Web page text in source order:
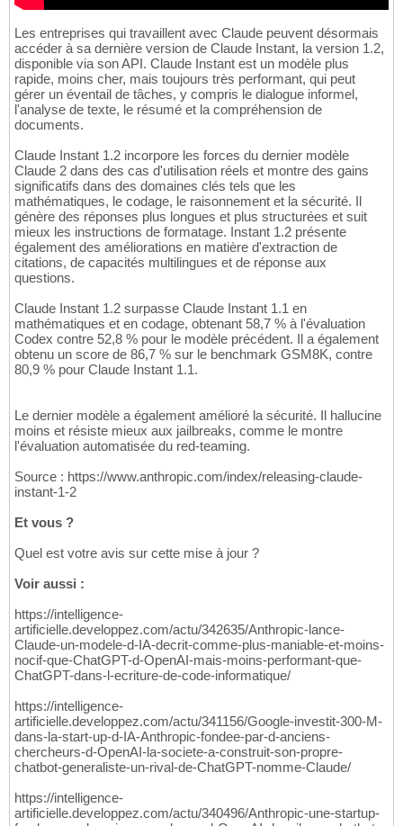
Les entreprises qui travaillent avec Claude peuvent désormais
accéder à sa dernière version de Claude Instant, la version 1.2,
disponible via son API. Claude Instant est un modèle plus
rapide, moins cher, mais toujours très performant, qui peut
gérer un éventail de tâches, y compris le dialogue informel,
l'analyse de texte, le résumé et la compréhension de
documents.
Claude Instant 1.2 incorpore les forces du dernier modèle
Claude 2 dans des cas d'utilisation réels et montre des gains
significatifs dans des domaines clés tels que les
mathématiques, le codage, le raisonnement et la sécurité. Il
génère des réponses plus longues et plus structurées et suit
mieux les instructions de formatage. Instant 1.2 présente
également des améliorations en matière d'extraction de
citations, de capacités multilingues et de réponse aux
questions.
Claude Instant 1.2 surpasse Claude Instant 1.1 en
mathématiques et en codage, obtenant 58,7 % à l'évaluation
Codex contre 52,8 % pour le modèle précédent. Il a également
obtenu un score de 86,7 % sur le benchmark GSM8K, contre
80,9 % pour Claude Instant 1.1.
Le dernier modèle a également amélioré la sécurité. Il hallucine
moins et résiste mieux aux jailbreaks, comme le montre
l'évaluation automatisée du red-teaming.
Source : https://www.anthropic.com/index/releasing-claude-
instant-1-2
Et vous ?
Quel est votre avis sur cette mise à jour ?
Voir aussi :
https://intelligence-
artificielle.developpez.com/actu/342635/Anthropic-lance-
Claude-un-modele-d-IA-decrit-comme-plus-maniable-et-moins-
nocif-que-ChatGPT-d-OpenAI-mais-moins-performant-que-
ChatGPT-dans-l-ecriture-de-code-informatique/
https://intelligence-
artificielle.developpez.com/actu/341156/Google-investit-300-M-
dans-la-start-up-d-IA-Anthropic-fondee-par-d-anciens-
chercheurs-d-OpenAI-la-societe-a-construit-son-propre-
chatbot-generaliste-un-rival-de-ChatGPT-nomme-Claude/
https://intelligence-
artificielle.developpez.com/actu/340496/Anthropic-une-startup-